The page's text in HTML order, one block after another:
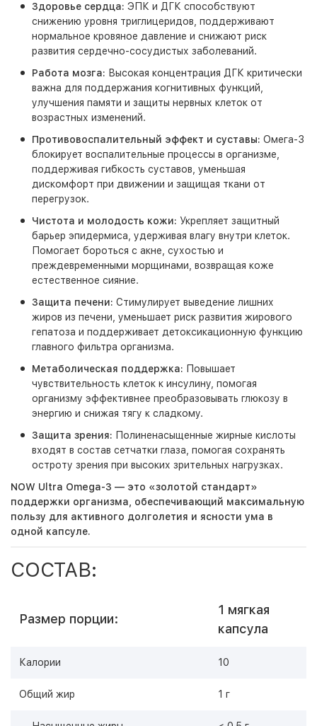
Здоровье сердца: ЭПК и ДГК способствуют
снижению уровня триглицеридов, поддерживают
нормальное кровяное давление и снижают риск
развития сердечно-сосудистых заболеваний.
Работа мозга: Высокая концентрация ДГК критически
важна для поддержания когнитивных функций,
улучшения памяти и защиты нервных клеток от
возрастных изменений.
Противовоспалительный эффект и суставы: Омега-3
блокирует воспалительные процессы в организме,
поддерживая гибкость суставов, уменьшая
дискомфорт при движении и защищая ткани от
перегрузок.
Чистота и молодость кожи: Укрепляет защитный
барьер эпидермиса, удерживая влагу внутри клеток.
Помогает бороться с акне, сухостью и
преждевременными морщинами, возвращая коже
естественное сияние.
Защита печени: Стимулирует выведение лишних
жиров из печени, уменьшает риск развития жирового
гепатоза и поддерживает детоксикационную функцию
главного фильтра организма.
Метаболическая поддержка: Повышает
чувствительность клеток к инсулину, помогая
организму эффективнее преобразовывать глюкозу в
энергию и снижая тягу к сладкому.
Защита зрения: Полиненасыщенные жирные кислоты
входят в состав сетчатки глаза, помогая сохранять
остроту зрения при высоких зрительных нагрузках.
NOW Ultra Omega-3 — это «золотой стандарт»
поддержки организма, обеспечивающий максимальную
пользу для активного долголетия и ясности ума в
одной капсуле.
СОСТАВ:
Размер порции:
1 мягкая
капсула
Калории 10
Общий жир 1 г